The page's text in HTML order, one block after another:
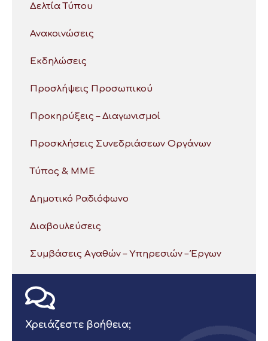
Δελτία Τύπου
Ανακοινώσεις
Εκδηλώσεις
Προσλήψεις Προσωπικού
Προκηρύξεις – Διαγωνισμοί
Προσκλήσεις Συνεδριάσεων Οργάνων
Τύπος & ΜΜΕ
Δημοτικό Ραδιόφωνο
Διαβουλεύσεις
Συμβάσεις Αγαθών – Υπηρεσιών – Έργων
Χρειάζεστε βοήθεια;